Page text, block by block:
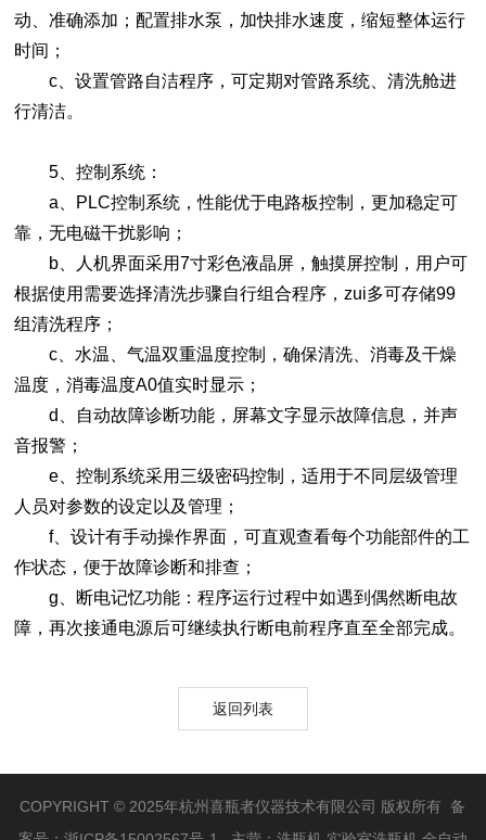
动、准确添加；配置排水泵，加快排水速度，缩短整体运行
时间；
c、设置管路自洁程序，可定期对管路系统、清洗舱进
行清洁。
5、控制系统：
a、PLC控制系统，性能优于电路板控制，更加稳定可
靠，无电磁干扰影响；
b、人机界面采用7寸彩色液晶屏，触摸屏控制，用户可
根据使用需要选择清洗步骤自行组合程序，zui多可存储99
组清洗程序；
c、水温、气温双重温度控制，确保清洗、消毒及干燥
温度，消毒温度A0值实时显示；
d、自动故障诊断功能，屏幕文字显示故障信息，并声
音报警；
e、控制系统采用三级密码控制，适用于不同层级管理
人员对参数的设定以及管理；
f、设计有手动操作界面，可直观查看每个功能部件的工
作状态，便于故障诊断和排查；
g、断电记忆功能：程序运行过程中如遇到偶然断电故
障，再次接通电源后可继续执行断电前程序直至全部完成。
返回列表
COPYRIGHT © 2025年杭州喜瓶者仪器技术有限公司 版权所有 备